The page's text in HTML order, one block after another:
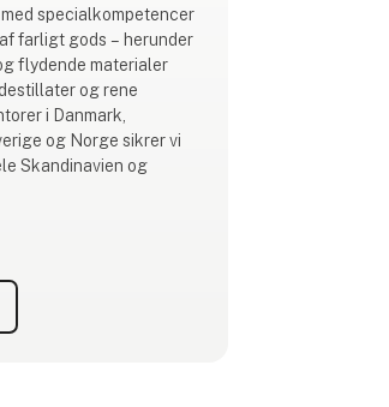
specialkompetencer
farligt gods – herunder
flydende materialer
og rene
i Danmark,
og Norge sikrer vi
Skandinavien og
vi tilpasser udstyret
ikke omvendt. Hos